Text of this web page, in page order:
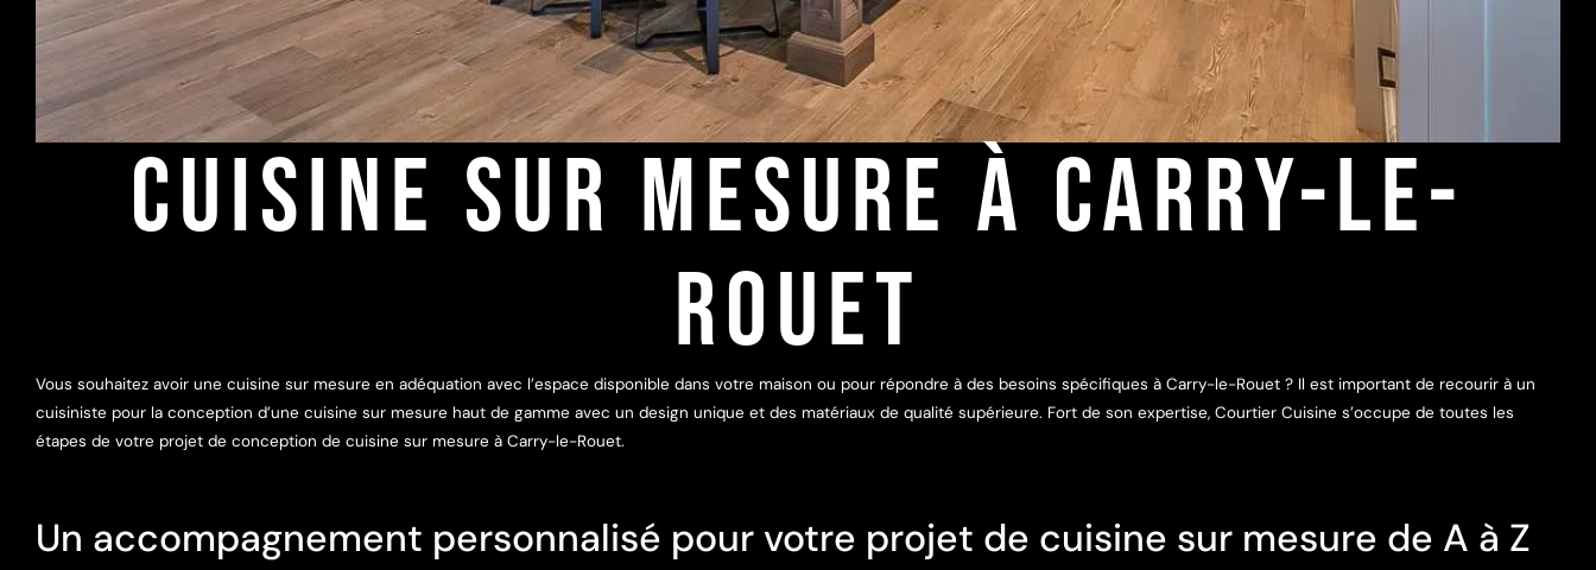
CUISINE SUR MESURE À CARRY-LE-
ROUET
Vous souhaitez avoir une cuisine sur mesure en adéquation avec l’espace disponible dans votre maison ou pour répondre à des besoins spécifiques à Carry-le-Rouet ? Il est important de recourir à un
cuisiniste pour la conception d’une cuisine sur mesure haut de gamme avec un design unique et des matériaux de qualité supérieure. Fort de son expertise, Courtier Cuisine s’occupe de toutes les
étapes de votre projet de conception de cuisine sur mesure à Carry-le-Rouet.
Un accompagnement personnalisé pour votre projet de cuisine sur mesure de A à Z